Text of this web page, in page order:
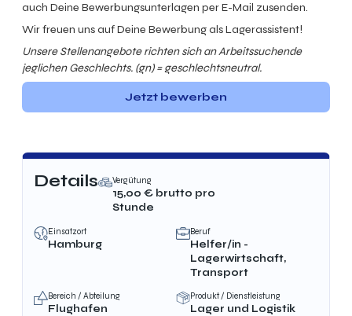
auch Deine Bewerbungsunterlagen per E-Mail zusenden.
Wir freuen uns auf Deine Bewerbungals Lagerassistent!
Unsere Stellenangebote richten sich an Arbeitssuchende
jeglichen Geschlechts. (gn) = geschlechtsneutral.
Jetzt bewerben
Details Vergütung
15,00 € brutto pro
Stunde
Einsatzort
Hamburg
Beruf
Helfer/in -
Lagerwirtschaft,
Transport
Bereich / Abteilung
Flughafen
Produkt / Dienstleistung
Lager und Logistik